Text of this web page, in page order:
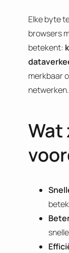
Elke byte
browsers
betekent:
merkbaar
netwerken.
Wat